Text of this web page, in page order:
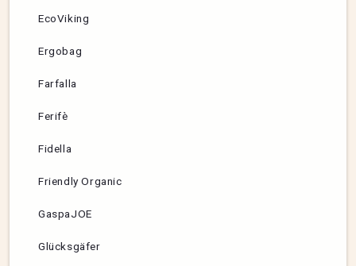
EcoViking
Ergobag
Farfalla
Ferifè
Fidella
Friendly Organic
GaspaJOE
Glücksgäfer